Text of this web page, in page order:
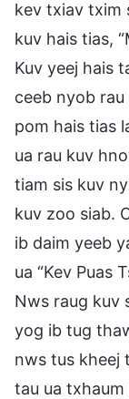
kev txiav txim
kuv hais tias,
Kuv yeej hais
ceeb nyob
pom hais tias
ua rau kuv
tiam sis kuv
kuv zoo siab.
ib daim yeeb
ua “Kev Puas
Nws raug kuv
yog ib tug
nws tus kheej
tau ua